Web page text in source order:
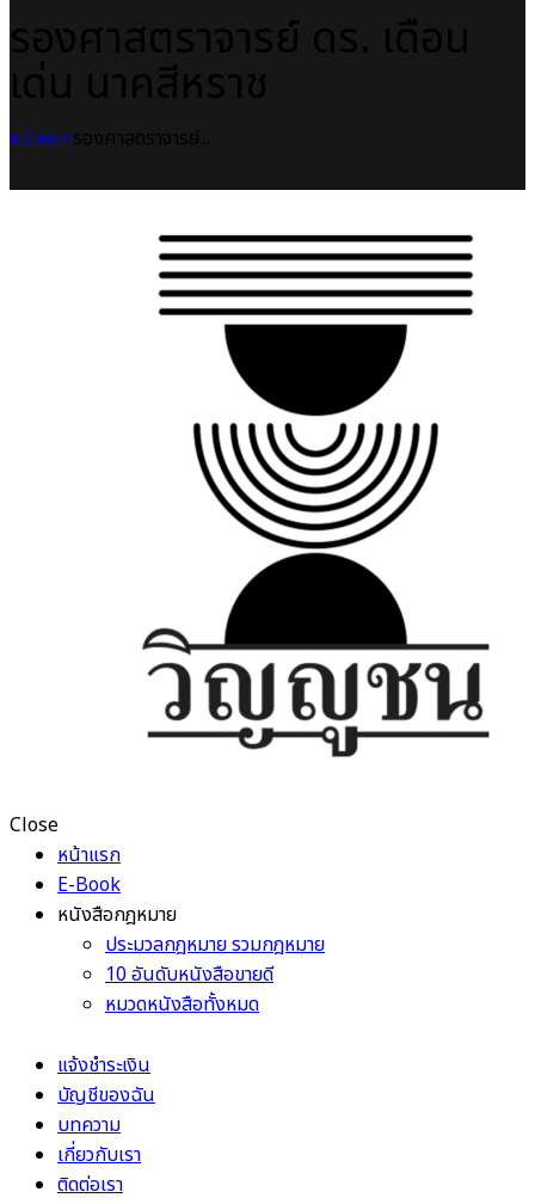
หน้าแรก
Close
หน้าแรก
E-Book
หนังสือกฎหมาย
ประมวลกฎหมาย รวมกฎหมาย
10 อันดับหนังสือขายดี
หมวดหนังสือทั้งหมด
แจ้งชำระเงิน
บัญชีของฉัน
บทความ
เกี่ยวกับเรา
ติดต่อเรา